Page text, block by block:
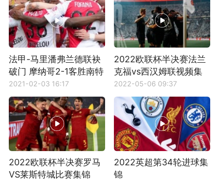
法甲-马里潘弗兰德联袂
破门 摩纳哥2-1客胜南特
豪取5连胜
2021-02-03 16:17
2022欧联杯半决赛法兰
克福vs西汉姆联视频集
锦
2022-05-06 09:37
2022欧联杯半决赛罗马
VS莱斯特城比赛集锦
2022英超第34轮进球集
锦